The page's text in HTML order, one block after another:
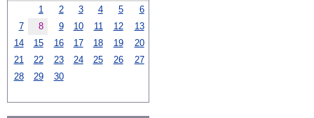
1
2 3 4 5
6
7
8 9 10 11 12
13
14
15 16 17 18 19
20
21
22 23 24 25 26
27
28
29 30